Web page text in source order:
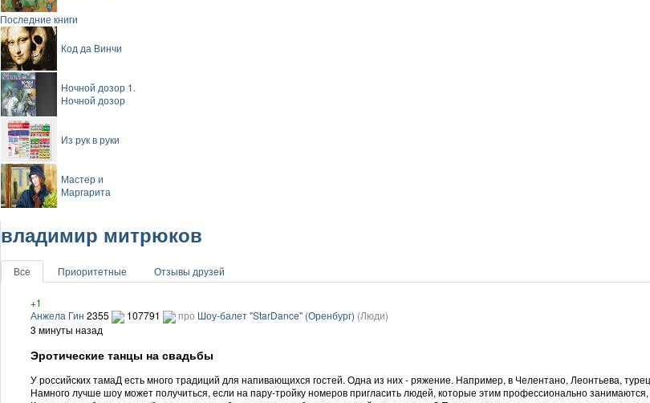
Последние книги
Код да Винчи
Ночной дозор 1.
Ночной дозор
Из рук в руки
Мастер и
Маргарита
владимир митрюков
Все Приоритетные Отзывы друзей
+1
Анжела Гин 2355 107791 про Шоу-балет "StarDance" (Оренбург) (Люди)
3 минуты назад
Эротические танцы на свадьбы
У российских тамаД есть много традиций для напивающихся гостей. Одна из них - ряжение. Например, в Челентано, Леонтьева,
Намного лучше шоу может получиться, если на пару-тройку номеров пригласить людей, которые этим профессионально